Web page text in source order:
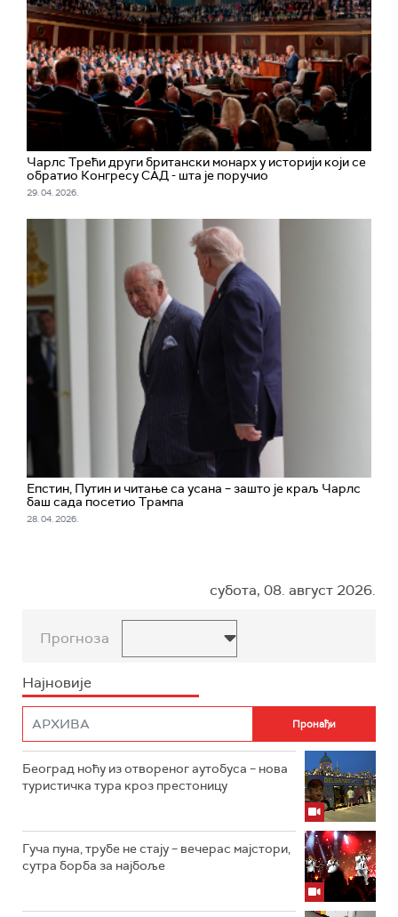
Чарлс Трећи други британски монарх у историји који се
обратио Конгресу САД - шта је поручио
29. 04. 2026.
Епстин, Путин и читање са усана – зашто је краљ Чарлс
баш сада посетио Трампа
28. 04. 2026.
субота, 08. август 2026.
Прогноза
Најновије
Београд ноћу из отвореног аутобуса – нова
туристичка тура кроз престоницу
Гуча пуна, трубе не стају – вечерас мајстори,
сутра борба за најбоље